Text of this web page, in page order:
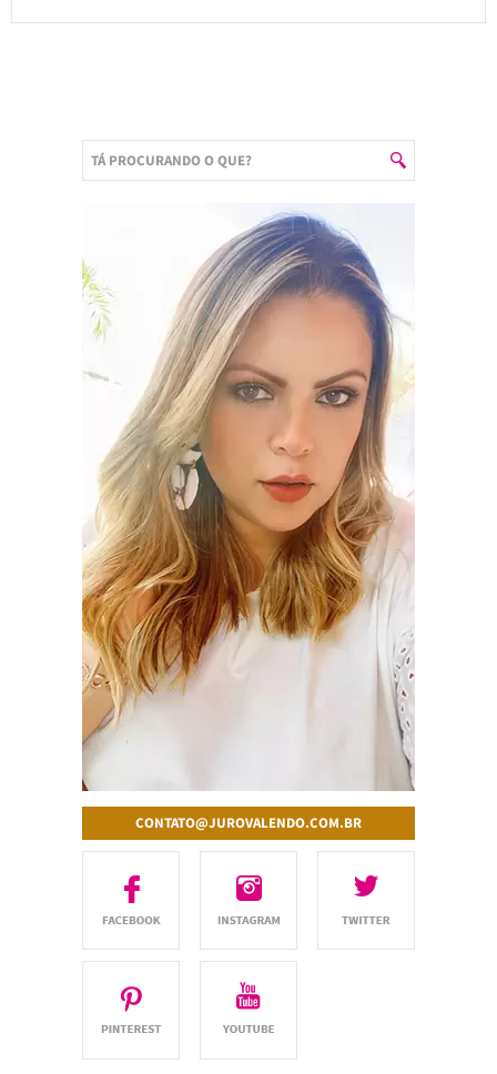
CONTATO@JUROVALENDO.COM.BR